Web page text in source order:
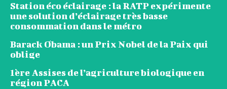
Station éco éclairage : la RATP expérimente
une solution d’éclairage très basse
consommation dans le métro
Barack Obama : un Prix Nobel de la Paix qui
oblige
1ère Assises de l’agriculture biologique en
région PACA